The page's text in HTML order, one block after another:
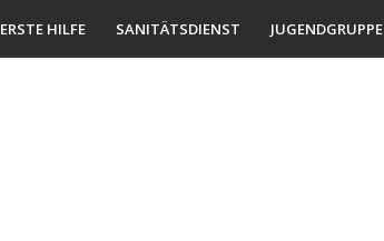
ERSTE HILFE SANITÄTSDIENST JUGENDGRUPPE